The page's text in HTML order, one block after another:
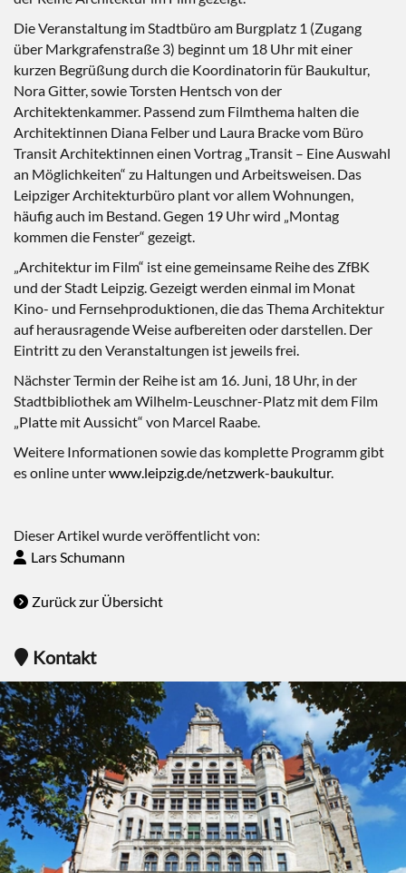
Die Veranstaltung im Stadtbüro am Burgplatz 1 (Zugang
über Markgrafenstraße 3) beginnt um 18 Uhr mit einer
kurzen Begrüßung durch die Koordinatorin für Baukultur,
Nora Gitter, sowie Torsten Hentsch von der
Architektenkammer. Passend zum Filmthema halten die
Architektinnen Diana Felber und Laura Bracke vom Büro
Transit Architektinnen einen Vortrag „Transit – Eine Auswahl
an Möglichkeiten“ zu Haltungen und Arbeitsweisen. Das
Leipziger Architekturbüro plant vor allem Wohnungen,
häufig auch im Bestand. Gegen 19 Uhr wird „Montag
kommen die Fenster“ gezeigt.
„Architektur im Film“ ist eine gemeinsame Reihe des ZfBK
und der Stadt Leipzig. Gezeigt werden einmal im Monat
Kino- und Fernsehproduktionen, die das Thema Architektur
auf herausragende Weise aufbereiten oder darstellen. Der
Eintritt zu den Veranstaltungen ist jeweils frei.
Nächster Termin der Reihe ist am 16. Juni, 18 Uhr, in der
Stadtbibliothek am Wilhelm-Leuschner-Platz mit dem Film
„Platte mit Aussicht“ von Marcel Raabe.
Weitere Informationen sowie das komplette Programm gibt
es online unterwww.leipzig.de/netzwerk-baukultur.
Dieser Artikel wurde veröffentlicht von:
Lars Schumann
Zurück zur Übersicht
Kontakt